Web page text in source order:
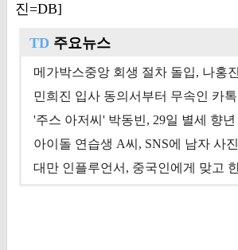
진=DB]
TD 주요뉴스
'주스 아저씨' 박동빈, 29일 별세 향년